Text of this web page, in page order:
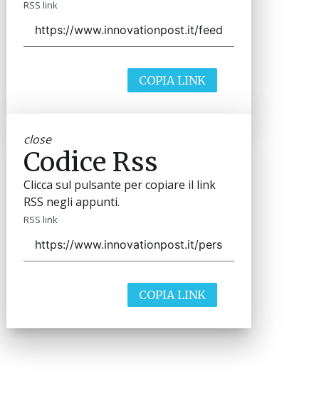
RSS link
COPIA LINK
close
Codice Rss
Clicca sul pulsante per copiare il link
RSS negli appunti.
RSS link
COPIA LINK